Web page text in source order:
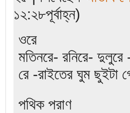
১২:২৮পূর্বাহ্ন)
ওরে
মতিনরে- রনিরে-
রে -রাইতের ঘুম ছুইটা
পথিক পরাণ